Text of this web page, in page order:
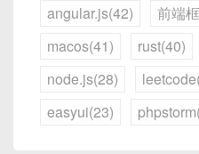
angular.js(42) 前端
macos(41)
rust(40)
node.js(28)
easyui(23)